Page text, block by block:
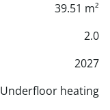
39.51 m²
2.0
2027
Underfloor heating